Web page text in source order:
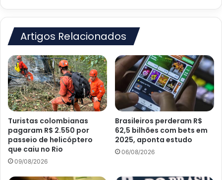
Artigos Relacionados
Turistas colombianas
pagaram R$ 2.550 por
passeio de helicóptero
que caiu no Rio
09/08/2026
Brasileiros perderam R$
62,5 bilhões com bets em
2025, aponta estudo
06/08/2026